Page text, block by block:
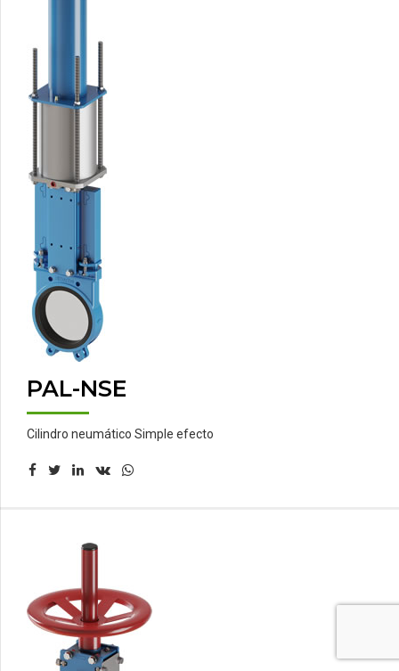
PAL-NSE
Cilindro neumático Simple efecto